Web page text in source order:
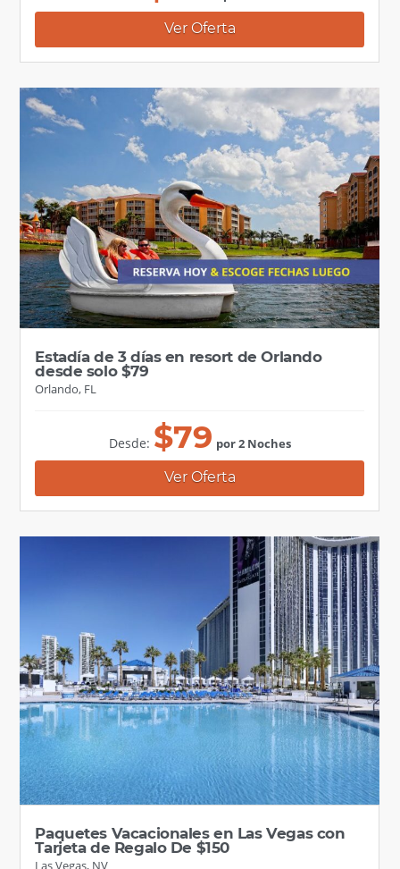
Ver Oferta
Estadía de 3 días en resort de Orlando
desde solo $79
Orlando, FL
Desde: $79 por 2 Noches
Ver Oferta
Paquetes Vacacionales en Las Vegas con
Tarjeta de Regalo De $150
Las Vegas, NV